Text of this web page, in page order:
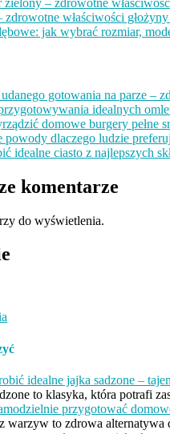
zielony – zdrowotne
zdrowotne właściwości
jak wybrać rozmiar,
gotowania na parze –
idealnych
domowe burgery pełne
powody dlaczego ludzie
idealne ciasto z najlepszych
komentarze
do wyświetlenia.
to klasyka, która potrafi
warzyw to zdrowa